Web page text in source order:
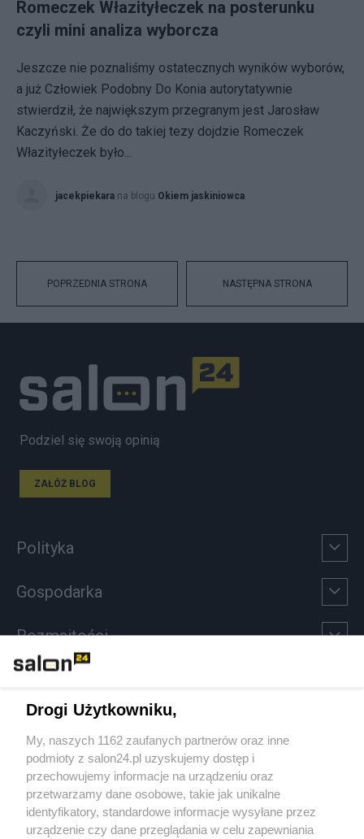
Romeczek Włazityłeczek na posterunku
czyli mini analiza wyborcza
Jeszcze nie poznaliśmy ostatecznych wyników wyborów,
a już Człowiek Podobny Do Konia autorytatywnie
stwierdził, że największym przegranym jest Jarosław
Kaczyński. Że do do takiej tezy dojdzie Romeczek
Włazityłeczek było...
jacekpiekara na blogu Okiem jaskiniowca
POPRZEDNIA STRONA NASTĘPNA STRONA
Podziel się swoją opinią
ZAŁÓŻ BLOG
Polityka
Gospodarka
Rozmaitości
Sport
Społeczeństwo
Kultura
Drogi Użytkowniku,
My, naszych 1162 zaufanych partnerów oraz inne
podmioty z salon24.pl uzyskujemy dostęp i
przechowujemy informacje na urządzeniu oraz
przetwarzamy dane osobowe, takie jak unikalne
identyfikatory, standardowe informacje wysyłane przez
urządzenie czy dane przeglądania w celu zapewniania